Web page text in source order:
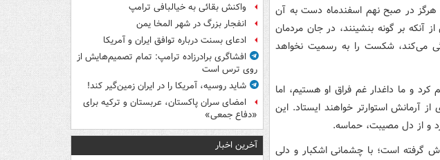
در صبح نهم اسفندماه دست به آن
بر گونه بنشینند، در جان مردمان
می‌کند، شکست را به رسمیت نخواهد
کرد و ما داغدار غم فراق او هستیم، اما
آرمانش استوارتر خواهند ایستاد. این
و از دل مصیبت، حماسه.
گرفته است؛ با چشمانی اشکبار و دلی
واکنش بقائی به خیالبافی ترامپ
انفجار بزرگ در شهر المخا یمن
ادعای بسنت درباره توافق ایران و آمریکا
افشاگری برادرزاده ترامپ: تمام تصمیم‌هایش از
روی ترس است
شاید روسیه، آمریکا را در ایران زمین‌گیر کند!
امضای سران پاکستان، عربستان و ترکیه برای
«دفاع جمعی»
آخرین اخبار